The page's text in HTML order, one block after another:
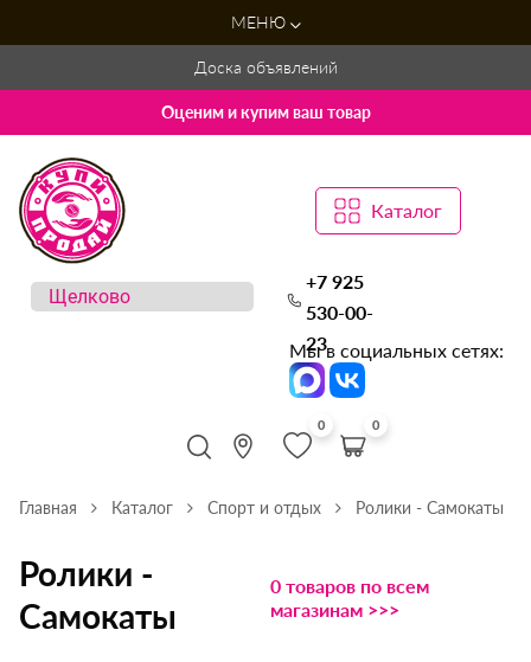
МЕНЮ
Доска объявлений
Оценим и купим ваш товар
Каталог
+7 925
530-00-
23
Мы в социальных сетях:
0 0
Главная Каталог Спорт и отдых Ролики - Самокаты
Ролики -
Самокаты
0 товаров по всем
магазинам >>>